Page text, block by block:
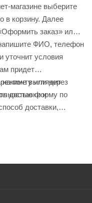
магазине выберите
в корзину. Далее
заказ» или
ФИО, телефон
уточнит условия
придет
почту или через
доставки и
выглядит
форму по
доставки,